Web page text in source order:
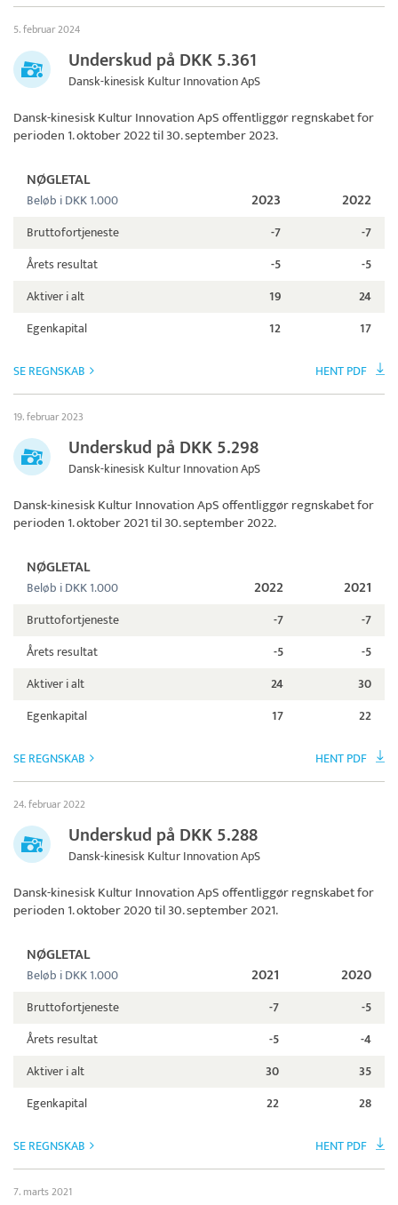
5. februar 2024
Underskud på DKK 5.361
Dansk-kinesisk Kultur Innovation ApS
Dansk-kinesisk Kultur Innovation ApSoffentliggør regnskabet for
perioden 1. oktober 2022 til 30. september 2023.
NØGLETAL
Beløb i DKK 1.000 2023 2022
Bruttofortjeneste -7
-7
Årets resultat
-5
-5
Aktiver i alt
19
24
Egenkapital
12 17
SE REGNSKAB HENT PDF
19. februar 2023
Underskud på DKK 5.298
Dansk-kinesisk Kultur Innovation ApS
Dansk-kinesisk Kultur Innovation ApSoffentliggør regnskabet for
perioden 1. oktober 2021 til 30. september 2022.
NØGLETAL
Beløb i DKK 1.000 2022 2021
Bruttofortjeneste -7
-7
Årets resultat
-5
-5
Aktiver i alt
24
30
Egenkapital
17 22
SE REGNSKAB HENT PDF
24. februar 2022
Underskud på DKK 5.288
Dansk-kinesisk Kultur Innovation ApS
Dansk-kinesisk Kultur Innovation ApSoffentliggør regnskabet for
perioden 1. oktober 2020 til 30. september 2021.
NØGLETAL
Beløb i DKK 1.000 2021 2020
Bruttofortjeneste -7
-5
Årets resultat
-5
-4
Aktiver i alt
30
35
Egenkapital
22 28
SE REGNSKAB HENT PDF
7. marts 2021